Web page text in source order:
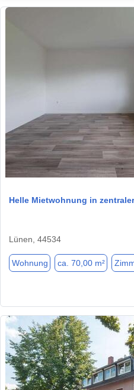
Helle Mietwohnung in
Lünen, 44534
Wohnung ca. 70,00 m²